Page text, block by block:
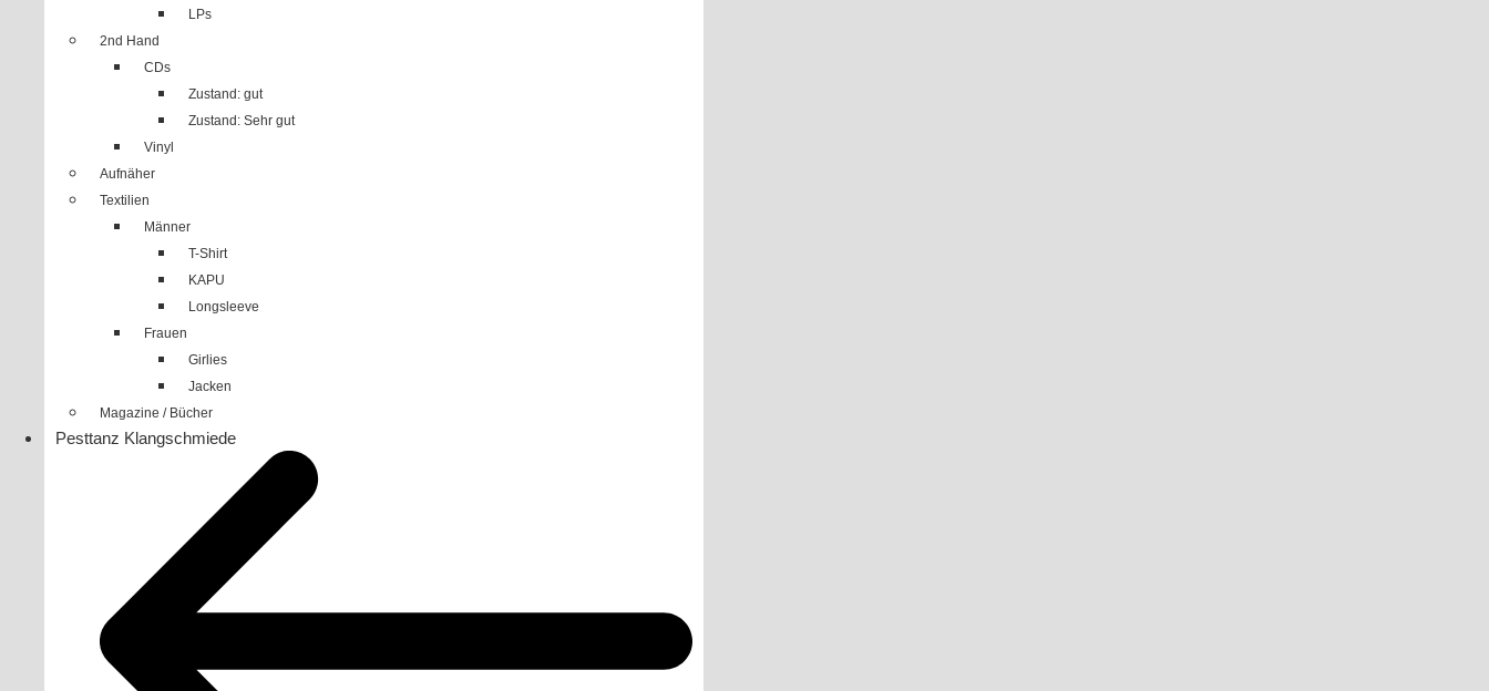
LPs
2nd Hand
CDs
Zustand: gut
Zustand: Sehr gut
Vinyl
Aufnäher
Textilien
Männer
T-Shirt
KAPU
Longsleeve
Frauen
Girlies
Jacken
Magazine / Bücher
Pesttanz Klangschmiede